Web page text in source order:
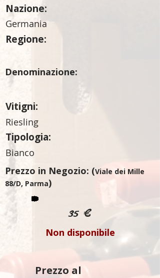
Nazione:
Germania
Regione:
Denominazione:
Vitigni:
Riesling
Tipologia:
Bianco
Prezzo in Negozio: (Viale dei Mille
88/D, Parma)
35 €
Non disponibile
Prezzo al